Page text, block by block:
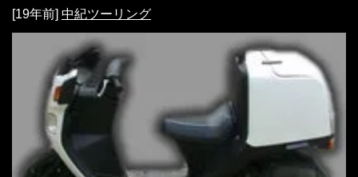
[19年前] 中紀ツーリング